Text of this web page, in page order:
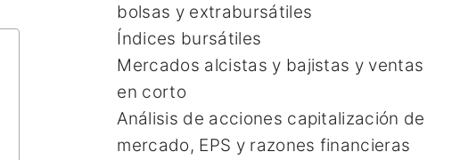
bolsas y extrabursátiles
Índices bursátiles
Mercados alcistas y bajistas y ventas
en corto
Análisis de acciones capitalización de
mercado, EPS y razones financieras